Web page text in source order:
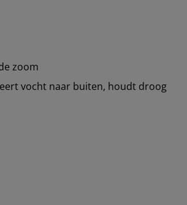
zoom
vocht naar buiten, houdt droog